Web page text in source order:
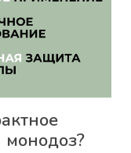
монодоз?